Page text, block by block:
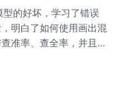
的好坏，学习了错误
明白了如何使用画出混
准率、查全率，并且了
模型的性能，此次的学